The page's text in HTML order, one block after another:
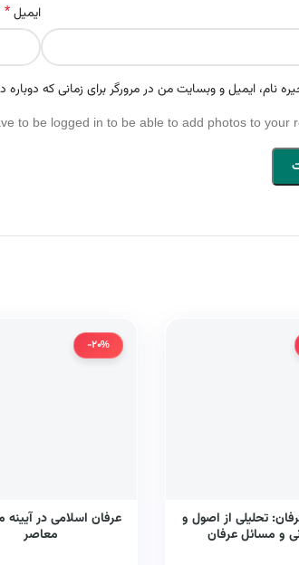
ایمیل*
نام، ایمیل و وبسایت من در مرورگر برای زمانی که
to be logged in to be able to add photos to your
تحلیلی از اصول و
و مسائل عرفان
-20%
عرفان اسلامی در آیینه
معاصر